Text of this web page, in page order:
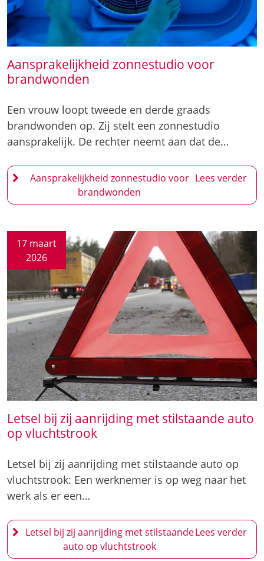
Aansprakelijkheid zonnestudio voor
brandwonden
Een vrouw loopt tweede en derde graads
brandwonden op. Zij stelt een zonnestudio
aansprakelijk. De rechter neemt aan dat de…
Aansprakelijkheid zonnestudio voor
brandwonden
17 maart
2026
Letsel bij zij aanrijding met stilstaande auto
op vluchtstrook
Letsel bij zij aanrijding met stilstaande auto op
vluchtstrook: Een werknemer is op weg naar het
werk als er een…
Letsel bij zij aanrijding met stilstaande
auto op vluchtstrook